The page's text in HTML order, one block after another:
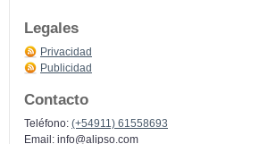
Legales
Privacidad
Publicidad
Contacto
Teléfono: (+54911) 61558693
Email: info@alipso.com